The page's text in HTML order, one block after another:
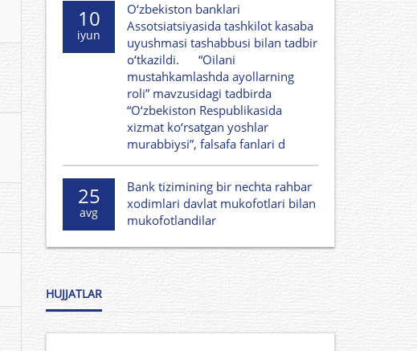
10
iyun
O‘zbekiston banklari
Assotsiatsiyasida tashkilot kasaba
uyushmasi tashabbusi bilan tadbir
o‘tkazildi. “Oilani
mustahkamlashda ayollarning
roli” mavzusidagi tadbirda
“O‘zbekiston Respublikasida
xizmat ko‘rsatgan yoshlar
murabbiysi”, falsafa fanlari d
25
avg
Bank tizimining bir nechta rahbar
xodimlari davlat mukofotlari bilan
mukofotlandilar
HUJJATLAR